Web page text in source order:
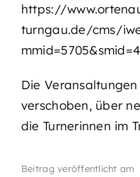
https://
turngau.de/cms/
Die
verschoben, über
die Turnerinnen im
Beitrag veröffentlicht am